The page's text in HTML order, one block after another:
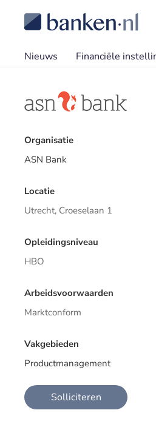
Nieuws Financiële
Organisatie
ASN Bank
Locatie
Utrecht, Croeselaan 1
Opleidingsniveau
HBO
Arbeidsvoorwaarden
Marktconform
Vakgebieden
Productmanagement
Solliciteren